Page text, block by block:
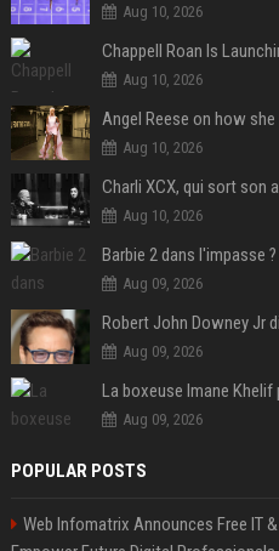
Aug 10, 2026
Aug 10, 2026
Aug 10, 2026
Aug 10, 2026
Aug 09, 2026
Robert John Downey Jr
Aug 09, 2026
Aug 09, 2026
POPULAR POSTS
Web Infomatrix Announces Free IT